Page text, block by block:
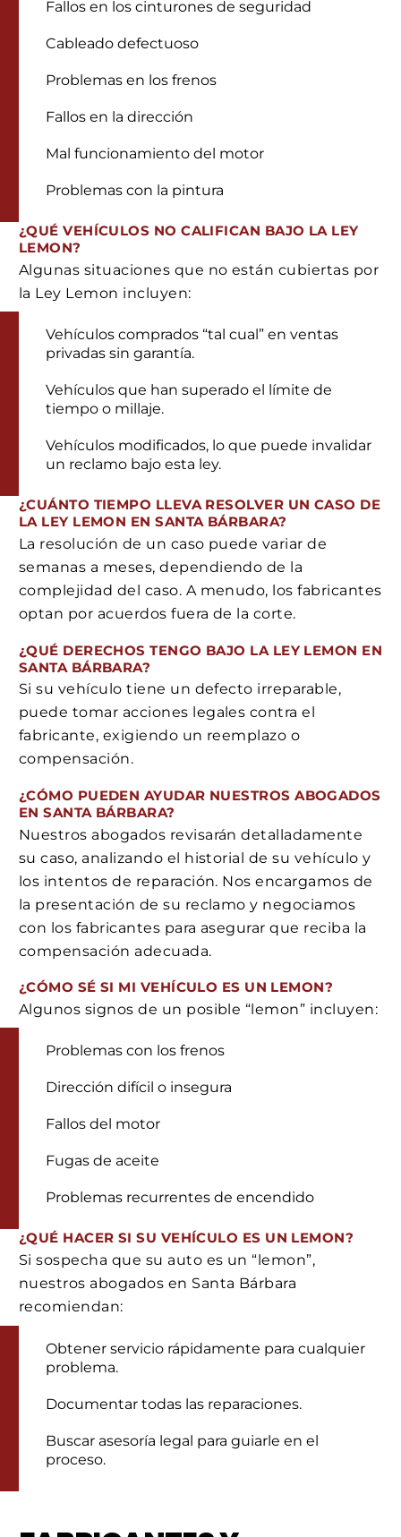
Fallos en los cinturones de seguridad
Cableado defectuoso
Problemas en los frenos
Fallos en la dirección
Mal funcionamiento del motor
Problemas con la pintura
¿QUÉ VEHÍCULOS NO CALIFICAN BAJO LA LEY
LEMON?
Algunas situaciones que no están cubiertas por
la Ley Lemon incluyen:
Vehículos comprados “tal cual” en ventas
privadas sin garantía.
Vehículos que han superado el límite de
tiempo o millaje.
Vehículos modificados, lo que puede invalidar
un reclamo bajo esta ley.
¿CUÁNTO TIEMPO LLEVA RESOLVER UN CASO DE
LA LEY LEMON EN SANTA BÁRBARA?
La resolución de un caso puede variar de
semanas a meses, dependiendo de la
complejidad del caso. A menudo, los fabricantes
optan por acuerdos fuera de la corte.
¿QUÉ DERECHOS TENGO BAJO LA LEY LEMON EN
SANTA BÁRBARA?
Si su vehículo tiene un defecto irreparable,
puede tomar acciones legales contra el
fabricante, exigiendo un reemplazo o
compensación.
¿CÓMO PUEDEN AYUDAR NUESTROS ABOGADOS
EN SANTA BÁRBARA?
Nuestros abogados revisarán detalladamente
su caso, analizando el historial de su vehículo y
los intentos de reparación. Nos encargamos de
la presentación de su reclamo y negociamos
con los fabricantes para asegurar que reciba la
compensación adecuada.
¿CÓMO SÉ SI MI VEHÍCULO ES UN LEMON?
Algunos signos de un posible “lemon” incluyen:
Problemas con los frenos
Dirección difícil o insegura
Fallos del motor
Fugas de aceite
Problemas recurrentes de encendido
¿QUÉ HACER SI SU VEHÍCULO ES UN LEMON?
Si sospecha que su auto es un “lemon”,
nuestros abogados en Santa Bárbara
recomiendan:
Obtener servicio rápidamente para cualquier
problema.
Documentar todas las reparaciones.
Buscar asesoría legal para guiarle en el
proceso.